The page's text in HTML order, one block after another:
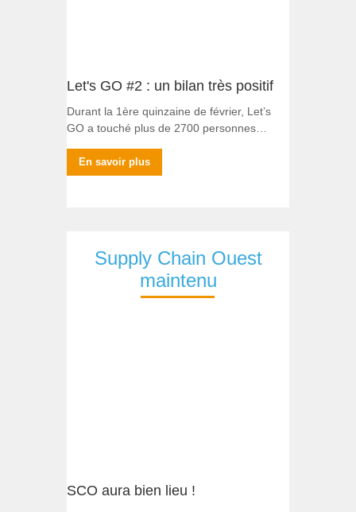
Let's GO #2 : un bilan très positif
Durant la 1ère quinzaine de février, Let’s
GO a touché plus de 2700 personnes…
En savoir plus
Supply Chain Ouest
maintenu
SCO aura bien lieu !